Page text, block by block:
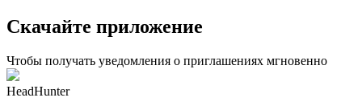
Скачайте приложение
Чтобы получать уведомления о приглашениях мгновенно
HeadHunter